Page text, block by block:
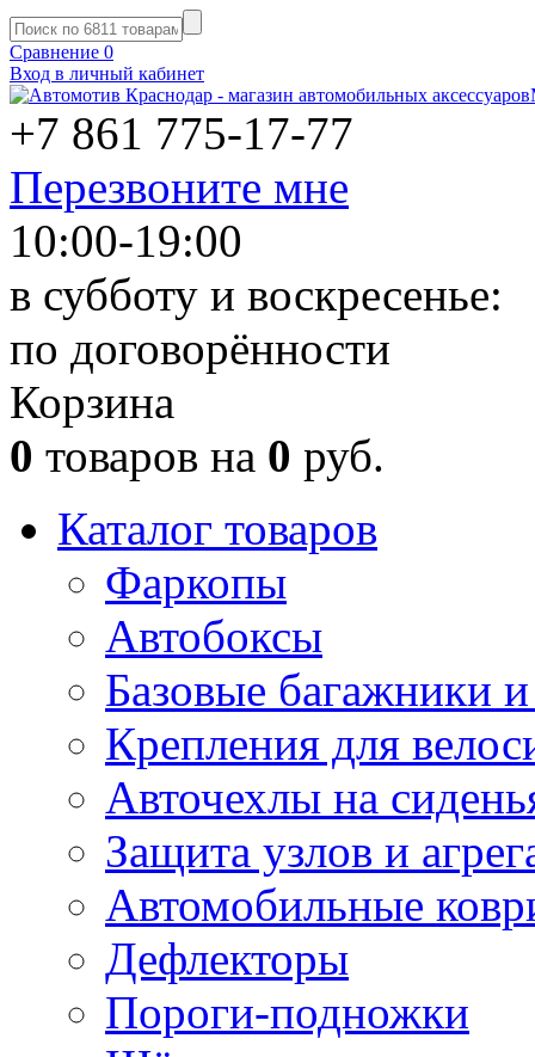
Сравнение 0
Вход в личный кабинет
+7 861 775-17-77
Перезвоните мне
10:00-19:00
в субботу и воскресенье:
по договорённости
Корзина
0 товаров на 0 руб.
Каталог товаров
Фаркопы
Автобоксы
Базовые багажники
Крепления для
Авточехлы на
Защита узлов и
Автомобильные
Дефлекторы
Пороги-подножки